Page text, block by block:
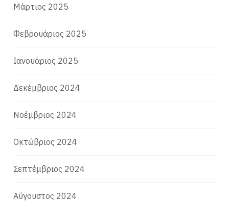
Μάρτιος 2025
Φεβρουάριος 2025
Ιανουάριος 2025
Δεκέμβριος 2024
Νοέμβριος 2024
Οκτώβριος 2024
Σεπτέμβριος 2024
Αύγουστος 2024